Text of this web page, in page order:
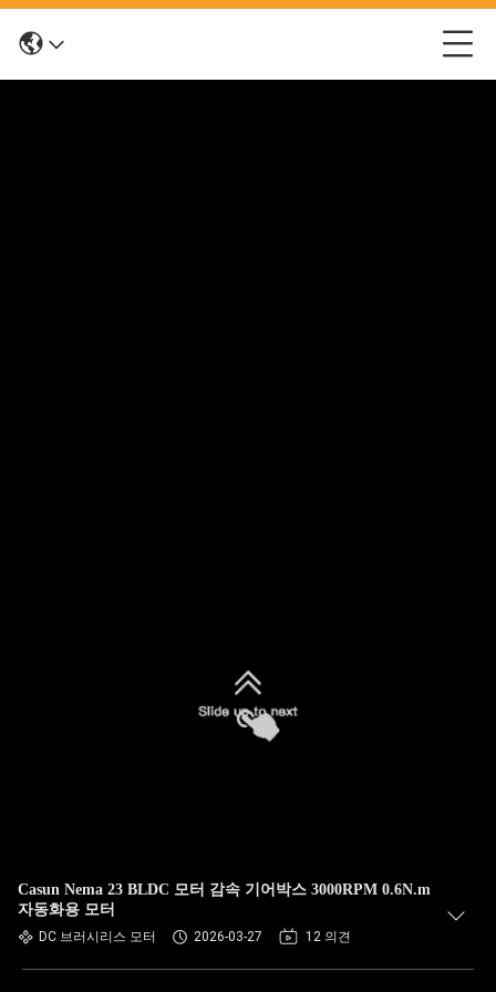
Casun Nema 23 BLDC 모터 감속 기어박스 3000RPM 0.6N.m
자동화용 모터
DC 브러시리스 모터 2026-03-27 12 의견